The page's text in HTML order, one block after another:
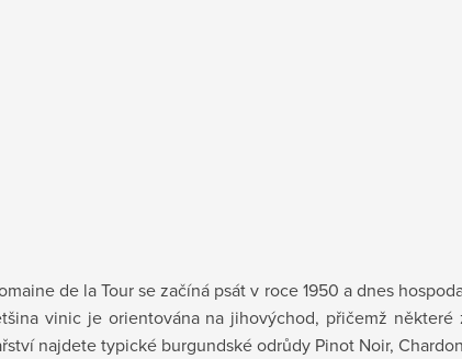
de la Tour se začíná psát v roce 1950 a dnes
vinic je orientována na jihovýchod, přičemž
najdete typické burgundské odrůdy Pinot Noir,